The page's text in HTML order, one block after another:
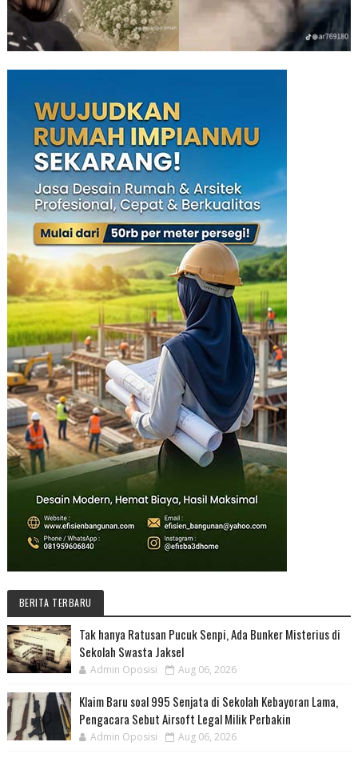
BERITA TERBARU
Tak hanya Ratusan Pucuk Senpi, Ada Bunker Misterius di
Sekolah Swasta Jaksel
Admin Oposisi Aug 06, 2026
Klaim Baru soal 995 Senjata di Sekolah Kebayoran Lama,
Pengacara Sebut Airsoft Legal Milik Perbakin
Admin Oposisi Aug 06, 2026